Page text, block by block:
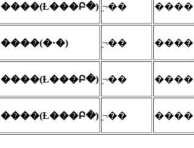
����(Ƚ���Բ�) ̤¬�� ����
����(�·�) ̤¬�� ����
����(Ƚ���Բ�) ̤¬�� ����
����(Ƚ���Բ�) ̤¬�� ����